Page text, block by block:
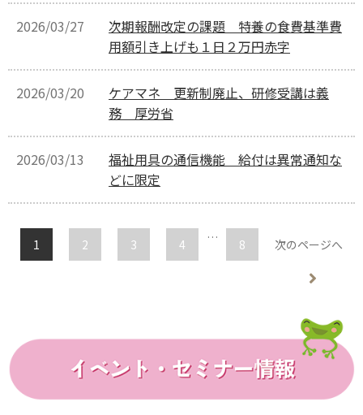
2026/03/27
次期報酬改定の課題 特養の食費基準費
用額引き上げも１日２万円赤字
2026/03/20
ケアマネ 更新制廃止、研修受講は義
務 厚労省
2026/03/13
福祉用具の通信機能 給付は異常通知な
どに限定
1 2 3 4 … 8 次のページへ